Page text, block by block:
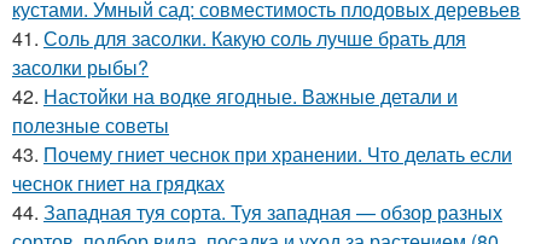
кустами. Умный сад: совместимость плодовых деревьев
41. Соль для засолки. Какую соль лучше брать для
засолки рыбы?
42. Настойки на водке ягодные. Важные детали и
полезные советы
43. Почему гниет чеснок при хранении. Что делать если
чеснок гниет на грядках
44. Западная туя сорта. Туя западная — обзор разных